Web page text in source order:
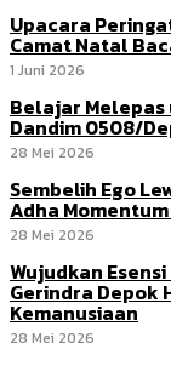
Upacara
Camat Natal
1 Juni 2026
Belajar Melepas
Dandim 0508/
28 Mei 2026
Sembelih Ego
Adha
28 Mei 2026
Wujudkan
Gerindra Depok
Kemanusiaan
28 Mei 2026